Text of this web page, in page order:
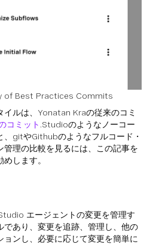
of Best Practices Commits
イルは、Yonatan Kraの従来のコミ
コミット .Studioのようなノーコー
、gitやGithubのようなフルコード・
管理の比較を見るには、この記事を
します。
エージェントの変更を管理す
であり、変更を追跡、管理し、他の
ョンし、必要に応じて変更を簡単に